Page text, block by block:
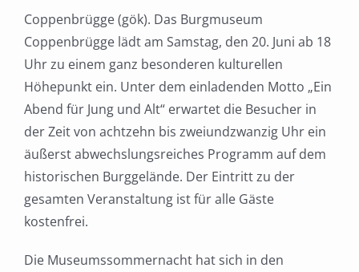
Coppenbrügge (gök). Das Burgmuseum
Coppenbrügge lädt am Samstag, den 20. Juni ab 18
Uhr zu einem ganz besonderen kulturellen
Höhepunkt ein. Unter dem einladenden Motto „Ein
Abend für Jung und Alt“ erwartet die Besucher in
der Zeit von achtzehn bis zweiundzwanzig Uhr ein
äußerst abwechslungsreiches Programm auf dem
historischen Burggelände. Der Eintritt zu der
gesamten Veranstaltung ist für alle Gäste
kostenfrei.
Die Museumssommernacht hat sich in den